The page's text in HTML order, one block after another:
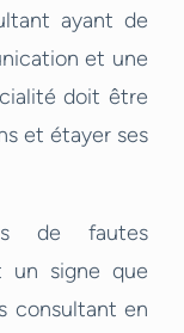
ayant de
et une
doit être
et étayer ses
de fautes
un signe que
consultant en